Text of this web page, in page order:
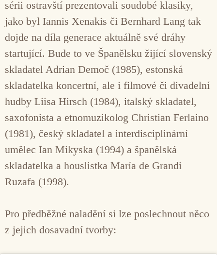
sérii ostravští prezentovali soudobé klasiky,
jako byl Iannis Xenakis či Bernhard Lang tak
dojde na díla generace aktuálně své dráhy
startující. Bude to ve Španělsku žijící slovenský
skladatel Adrian Demoč (1985), estonská
skladatelka koncertní, ale i filmové či divadelní
hudby Liisa Hirsch (1984), italský skladatel,
saxofonista a etnomuzikolog Christian Ferlaino
(1981), český skladatel a interdisciplinární
umělec Ian Mikyska (1994) a španělská
skladatelka a houslistka María de Grandi
Ruzafa (1998).
Pro předběžné naladění si lze poslechnout něco
z jejich dosavadní tvorby: